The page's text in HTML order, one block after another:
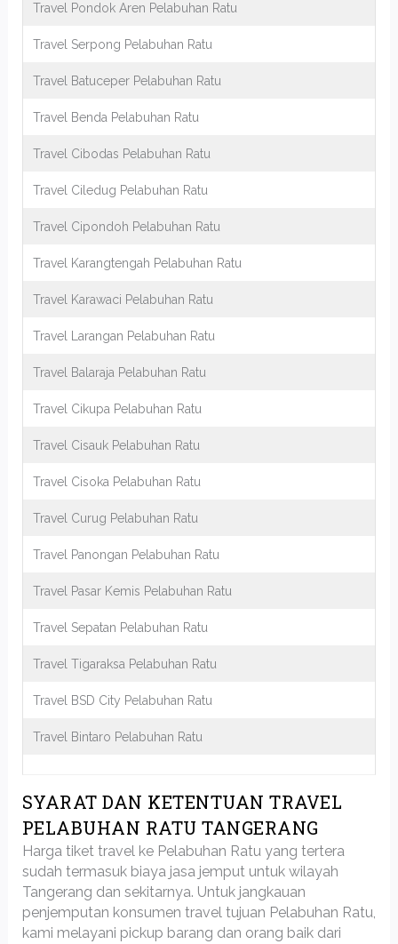
Travel Pondok Aren Pelabuhan Ratu
Travel Serpong Pelabuhan Ratu
Travel Batuceper Pelabuhan Ratu
Travel Benda Pelabuhan Ratu
Travel Cibodas Pelabuhan Ratu
Travel Ciledug Pelabuhan Ratu
Travel Cipondoh Pelabuhan Ratu
Travel Karangtengah Pelabuhan Ratu
Travel Karawaci Pelabuhan Ratu
Travel Larangan Pelabuhan Ratu
Travel Balaraja Pelabuhan Ratu
Travel Cikupa Pelabuhan Ratu
Travel Cisauk Pelabuhan Ratu
Travel Cisoka Pelabuhan Ratu
Travel Curug Pelabuhan Ratu
Travel Panongan Pelabuhan Ratu
Travel Pasar Kemis Pelabuhan Ratu
Travel Sepatan Pelabuhan Ratu
Travel Tigaraksa Pelabuhan Ratu
Travel BSD City Pelabuhan Ratu
Travel Bintaro Pelabuhan Ratu
SYARAT DAN KETENTUAN TRAVEL
PELABUHAN RATU TANGERANG
Harga tiket travel ke Pelabuhan Ratu yang tertera
sudah termasuk biaya jasa jemput untuk wilayah
Tangerang dan sekitarnya. Untuk jangkauan
penjemputan konsumen travel tujuan Pelabuhan Ratu,
kami melayani pickup barang dan orang baik dari